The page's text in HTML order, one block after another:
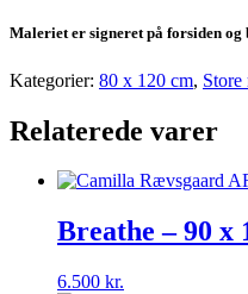
Maleriet er signeret på forsiden og
Kategorier: 80 x 120 cm, Store
Relaterede varer
Breathe – 90 x
6.500 kr.